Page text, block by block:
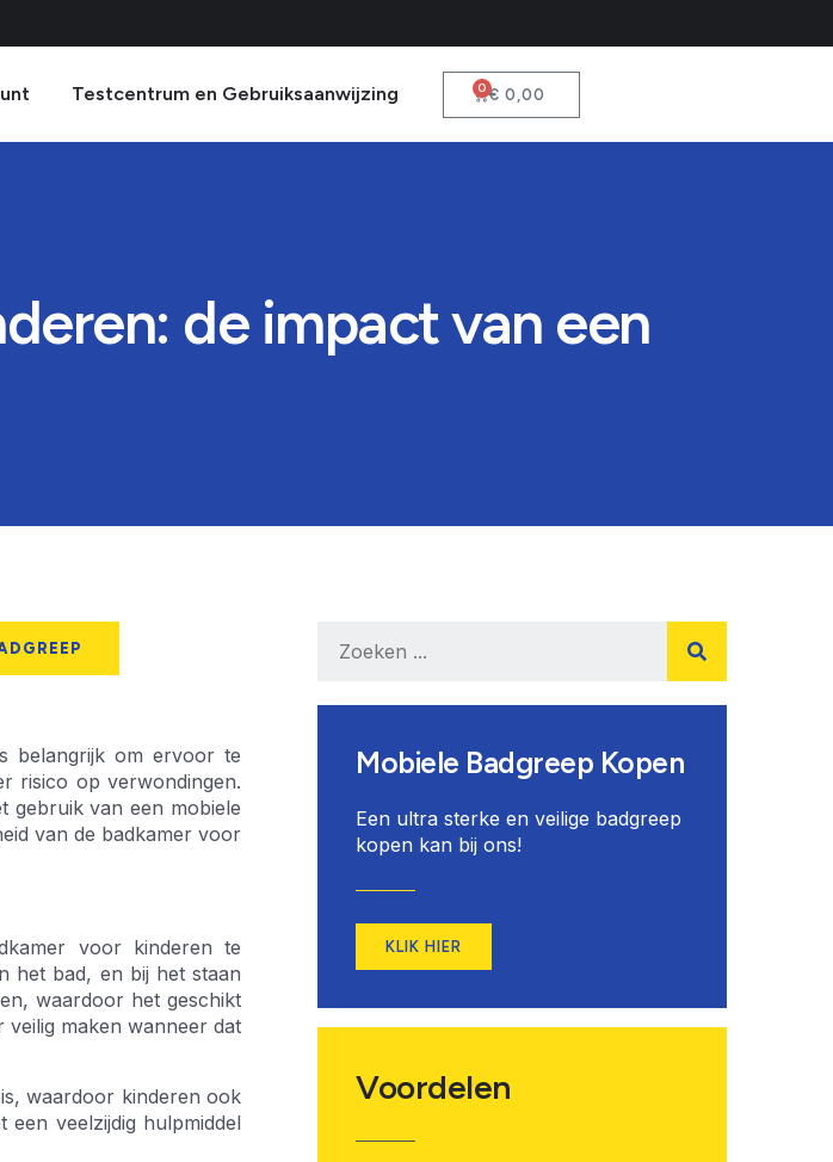
Testcentrum en Gebruiksaanwijzing € 0,00
0
de impact van een
belangrijk om ervoor te
risico op verwondingen.
gebruik van een mobiele
van de badkamer voor
voor kinderen te
het bad, en bij het staan
waardoor het geschikt
maken wanneer dat
waardoor kinderen ook
veelzijdig hulpmiddel
Mobiele Badgreep Kopen
Een ultra sterke en veilige badgreep
kopen kan bij ons!
KLIK HIER
Voordelen